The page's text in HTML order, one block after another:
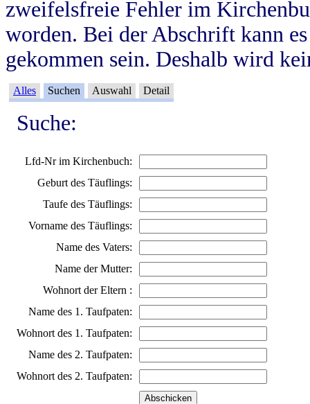
zweifelsfreie Fehler im
worden. Bei der Abschrift kann
gekommen sein. Deshalb wird
Alles Suchen Auswahl Detail
Suche:
Lfd-Nr im Kirchenbuch:
Geburt des Täuflings:
Taufe des Täuflings:
Vorname des Täuflings:
Name des Vaters:
Name der Mutter:
Wohnort der Eltern :
Name des 1. Taufpaten:
Wohnort des 1. Taufpaten:
Name des 2. Taufpaten:
Wohnort des 2. Taufpaten: